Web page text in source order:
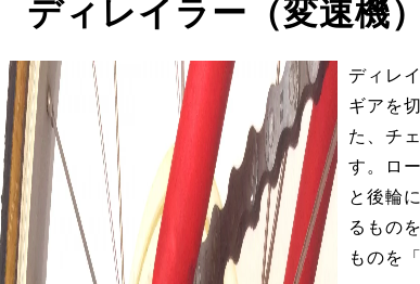
ディレイラー（変速機
ディレ
ギアを
た、チ
す。ロ
と後輪
るもの
ものを